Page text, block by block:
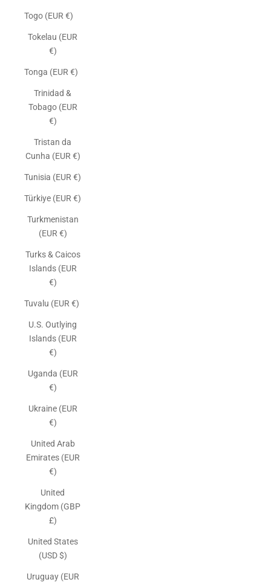
Togo (EUR €)
Tokelau (EUR
€)
Tonga (EUR €)
Trinidad &
Tobago (EUR
€)
Tristan da
Cunha (EUR €)
Tunisia (EUR €)
Türkiye (EUR €)
Turkmenistan
(EUR €)
Turks & Caicos
Islands (EUR
€)
Tuvalu (EUR €)
U.S. Outlying
Islands (EUR
€)
Uganda (EUR
€)
Ukraine (EUR
€)
United Arab
Emirates (EUR
€)
United
Kingdom (GBP
£)
United States
(USD $)
Uruguay (EUR